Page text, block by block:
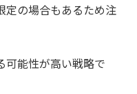
定の場合もあるため注
可能性が高い戦略で